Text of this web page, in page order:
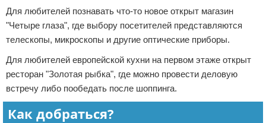
Для любителей познавать что-то новое открыт магазин
"Четыре глаза", где выбору посетителей представляются
телескопы, микроскопы и другие оптические приборы.
Для любителей европейской кухни на первом этаже открыт
ресторан "Золотая рыбка", где можно провести деловую
встречу либо пообедать после шоппинга.
Как добраться?